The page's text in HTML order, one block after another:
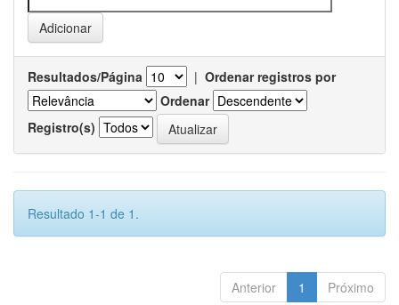
Resultados/Página | Ordenar registros por
Ordenar
Registro(s)
Resultado 1-1 de 1.
Anterior 1 Próximo